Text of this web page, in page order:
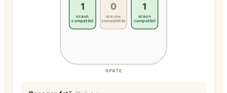
SPATE
1
scaun
compatibil
0
scaune
compatibile
1
scaun
compatibil